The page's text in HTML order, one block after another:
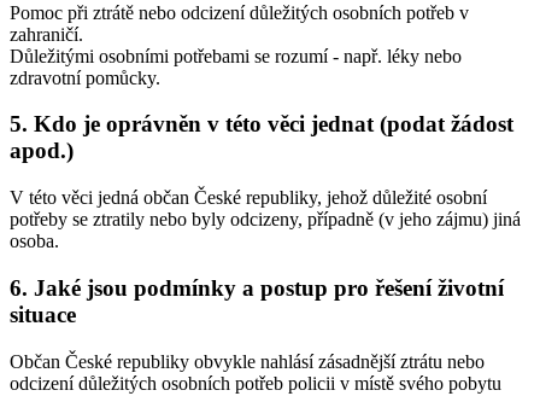
Pomoc při ztrátě nebo odcizení důležitých osobních potřeb v
zahraničí.
Důležitými osobními potřebami se rozumí - např. léky nebo
zdravotní pomůcky.
5. Kdo je oprávněn v této věci jednat (podat žádost
apod.)
V této věci jedná občan České republiky, jehož důležité osobní
potřeby se ztratily nebo byly odcizeny, případně (v jeho zájmu) jiná
osoba.
6. Jaké jsou podmínky a postup pro řešení životní
situace
Občan České republiky obvykle nahlásí zásadnější ztrátu nebo
odcizení důležitých osobních potřeb policii v místě svého pobytu